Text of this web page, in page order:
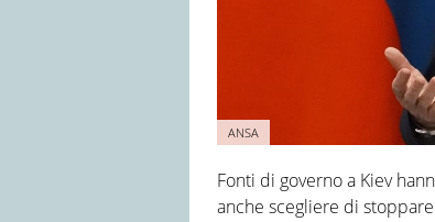
ANSA
Fonti di governo a Kiev
anche scegliere di